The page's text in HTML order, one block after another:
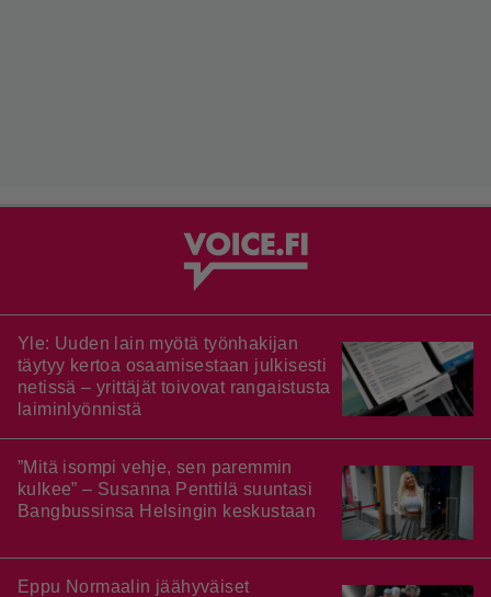
Yle: Uuden lain myötä työnhakijan
täytyy kertoa osaamisestaan julkisesti
netissä – yrittäjät toivovat rangaistusta
laiminlyönnistä
”Mitä isompi vehje, sen paremmin
kulkee” – Susanna Penttilä suuntasi
Bangbussinsa Helsingin keskustaan
Eppu Normaalin jäähyväiset